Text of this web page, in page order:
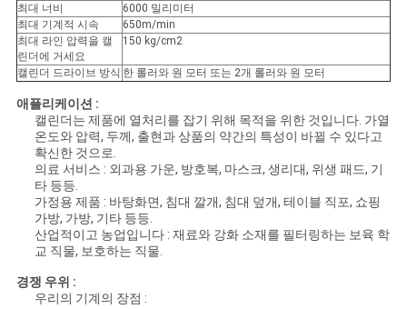
이
트
맵
PRIVACY
POLICY
최대 너비
6000 밀리미터
최대 기계적 시속
650m/min
최대 라인 압력을 캘
린더에 거세요
150 kg/cm2
캘린더 드라이브 방식 한 롤러와 원 모터 또는 2개 롤러와 원 모터
애플리케이션 :
캘린더는 제품에 열처리를 잡기 위해 목적을 위한 것입니다. 가열
온도와 압력, 두께, 출현과 상품의 약간의 특성이 바뀔 수 있다고
확신한 것으로.
의료 서비스 : 외과용 가운, 방호복, 마스크, 생리대, 위생 패드, 기
타 등등.
가정용 제품 : 바탕화면, 침대 깔개, 침대 덮개, 테이블 직포, 쇼핑
가방, 가방, 기타 등등.
산업적이고 농업입니다 : 재료와 강화 소재를 필터링하는 보육 학
교 직물, 보호하는 직물.
경쟁 우위 :
우리의 기계의 장점 :